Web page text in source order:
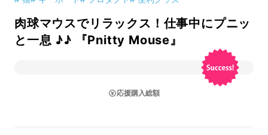
肉球マウスでリラックス！仕事中にプニッ
と一息 ♪♪ 『Pnitty Mouse』
応援購入総額